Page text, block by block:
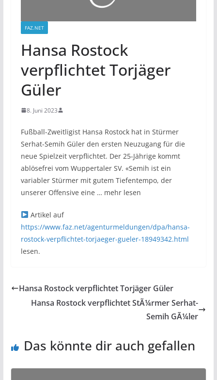
FAZ.NET
Hansa Rostock
verpflichtet Torjäger
Güler
8. Juni 2023
Fußball-Zweitligist Hansa Rostock hat in Stürmer
Serhat-Semih Güler den ersten Neuzugang für die
neue Spielzeit verpflichtet. Der 25-Jährige kommt
ablösefrei vom Wuppertaler SV. «Semih ist ein
variabler Stürmer mit gutem Tiefentempo, der
unserer Offensive eine … mehr lesen
Artikel auf
https://www.faz.net/agenturmeldungen/dpa/hansa-
rostock-verpflichtet-torjaeger-gueler-18949342.html
lesen.
Hansa Rostock verpflichtet Torjäger Güler
Hansa Rostock verpflichtet StÃ¼rmer Serhat-
Semih GÃ¼ler
Das könnte dir auch gefallen